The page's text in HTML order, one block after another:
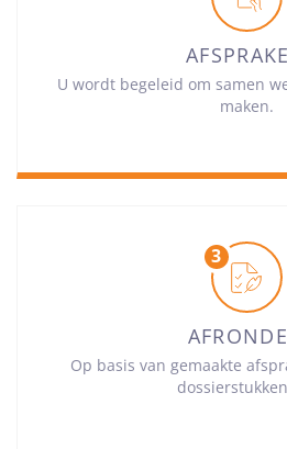
U wordt begeleid om samen
maken.
Op basis van gemaakte